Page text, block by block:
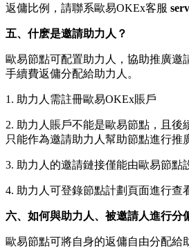
返傭比例，請聯系歐易OKEx客服
五、什麽是邀請助力人？
歐易節點可配置助力人，協助推廣邀
手續費返傭分配給助力人。
1. 助力人需註冊歐易OKEx賬戶
2. 助力人賬戶不能是歐易節點，且後
只能作為邀請助力人幫助節點進行推
3. 助力人的邀請鏈接僅能由歐易節點
4. 助力人可登錄節點計劃頁面進行查
六、如何與助力人、被邀請人進行分
歐易節點可將自身的返傭自由分配給